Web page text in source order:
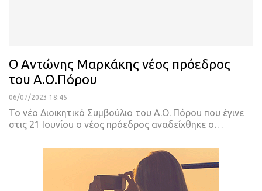
Ο Αντώνης Μαρκάκης νέος πρόεδρος
του Α.Ο.Πόρου
06/07/2023 18:45
Το νέο Διοικητικό Συμβούλιο του Α.Ο. Πόρου που έγινε
στις 21 Ιουνίου ο νέος πρόεδρος αναδείχθηκε ο…